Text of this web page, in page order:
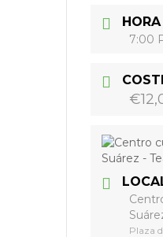
HORA
7:00
Plaza